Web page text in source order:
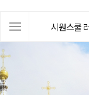
트
메
뉴
시원스쿨